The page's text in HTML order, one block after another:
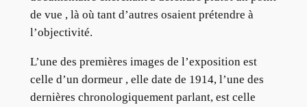
de vue , là où tant d’autres osaient prétendre à
l’objectivité.
L’une des premières images de l’exposition est
celle d’un dormeur , elle date de 1914, l’une des
dernières chronologiquement parlant, est celle